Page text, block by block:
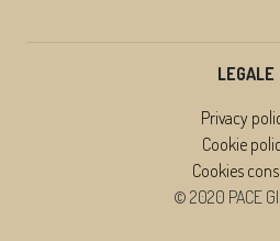
LEGALE
Privacy
Cookie
Cookies
© 2020 PACE